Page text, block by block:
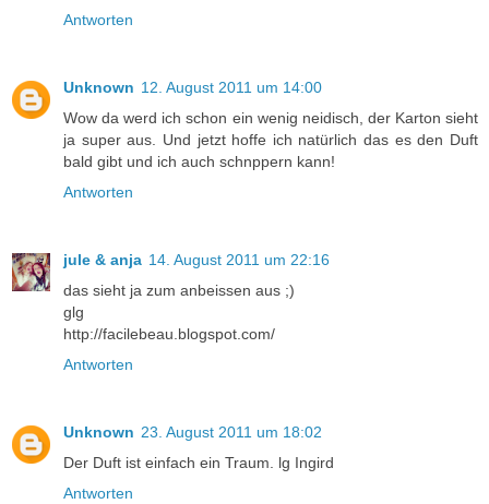
Antworten
Unknown 12. August 2011 um 14:00
Wow da werd ich schon ein wenig neidisch, der Karton sieht
ja super aus. Und jetzt hoffe ich natürlich das es den Duft
bald gibt und ich auch schnppern kann!
Antworten
jule & anja 14. August 2011 um 22:16
das sieht ja zum anbeissen aus ;)
glg
http://facilebeau.blogspot.com/
Antworten
Unknown 23. August 2011 um 18:02
Der Duft ist einfach ein Traum. lg Ingird
Antworten